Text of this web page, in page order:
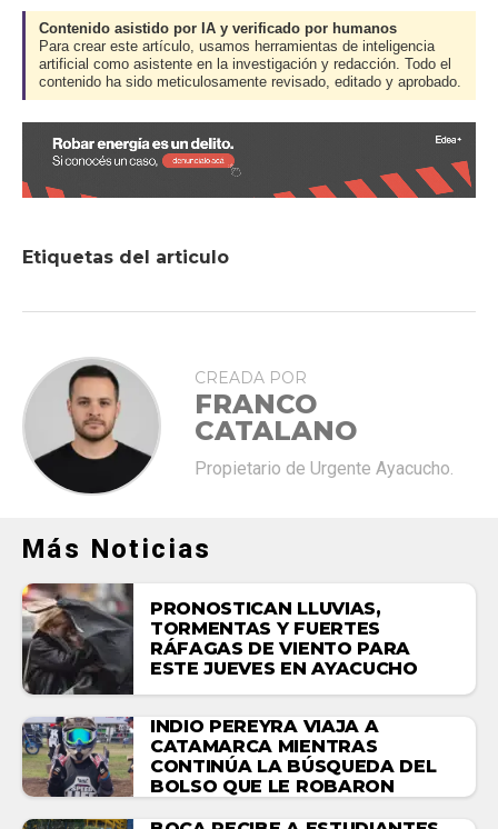
Contenido asistido por IA y verificado por humanos
Para crear este artículo, usamos herramientas de inteligencia
artificial como asistente en la investigación y redacción. Todo el
contenido ha sido meticulosamente revisado, editado y aprobado.
Etiquetas del articulo
CREADA POR
FRANCO
CATALANO
Propietario de Urgente Ayacucho.
Más Noticias
PRONOSTICAN LLUVIAS,
TORMENTAS Y FUERTES
RÁFAGAS DE VIENTO PARA
ESTE JUEVES EN AYACUCHO
INDIO PEREYRA VIAJA A
CATAMARCA MIENTRAS
CONTINÚA LA BÚSQUEDA DEL
BOLSO QUE LE ROBARON